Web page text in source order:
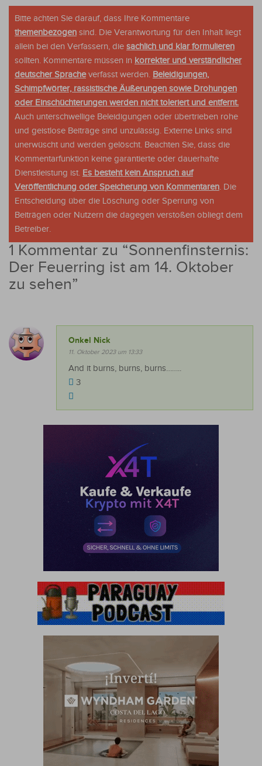
Bitte achten Sie darauf, dass Ihre Kommentare
themenbezogen sind. Die Verantwortung für den Inhalt liegt
allein bei den Verfassern, die sachlich und klar formulieren
sollten. Kommentare müssen in korrekter und verständlicher
deutscher Spracheverfasst werden. Beleidigungen,
Schimpfwörter, rassistische Äußerungen sowie Drohungen
oder Einschüchterungen werden nicht toleriert und entfernt.
Auch unterschwellige Beleidigungen oder übertrieben rohe
und geistlose Beiträge sind unzulässig. Externe Links sind
unerwüscht und werden gelöscht. Beachten Sie, dass die
Kommentarfunktion keine garantierte oder dauerhafte
Dienstleistung ist. Es besteht kein Anspruch auf
Veröffentlichung oder Speicherung von Kommentaren. Die
Entscheidung über die Löschung oder Sperrung von
Beiträgen oder Nutzern die dagegen verstoßen obliegt dem
Betreiber.
1 Kommentar zu “Sonnenfinsternis:
Der Feuerring ist am 14. Oktober
zu sehen”
Onkel Nick
11. Oktober 2023 um 13:33
And it burns, burns, burns……..
3